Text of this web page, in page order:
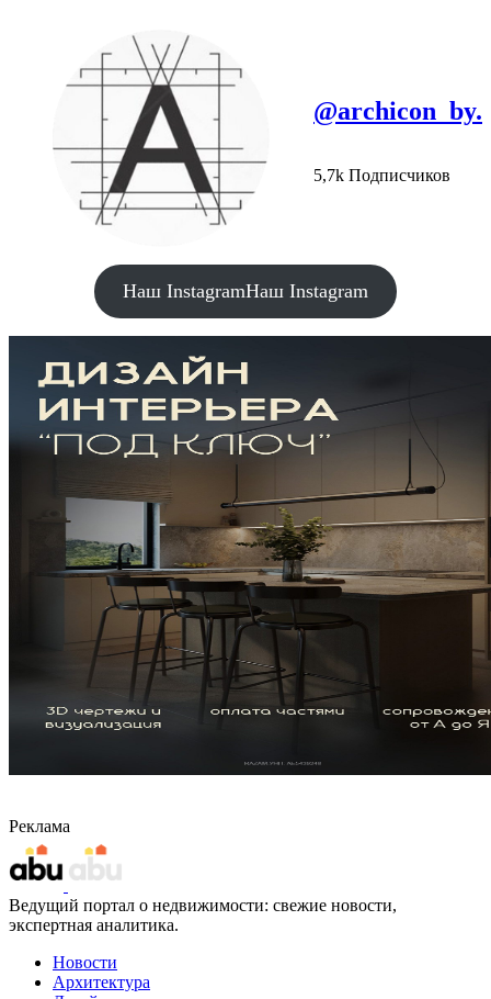
@archicon_by.
5,7k Подписчиков
Наш InstagramНаш Instagram
Реклама
Ведущий портал о недвижимости: свежие новости,
экспертная аналитика.
Новости
Архитектура